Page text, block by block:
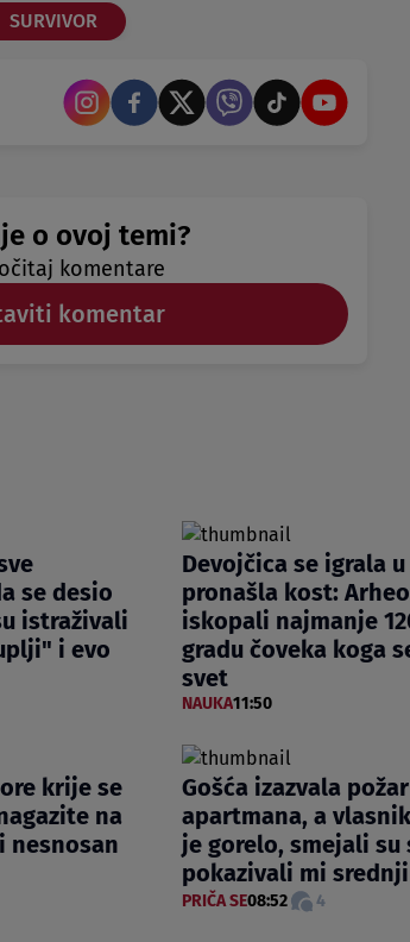
SURVIVOR
o ovoj temi?
komentare
komentar
se desio
istraživali
i evo
Devojčica se igrala
pronašla kost:
iskopali najmanje
gradu čoveka koga
svet
NAUKA11:50
krije se
na
nesnosan
Gošća izazvala
apartmana, a
je gorelo, smejali su
pokazivali mi
PRIČA SE08:52 4